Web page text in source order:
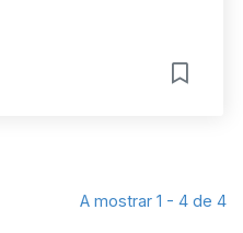
A mostrar 1 - 4 de 4